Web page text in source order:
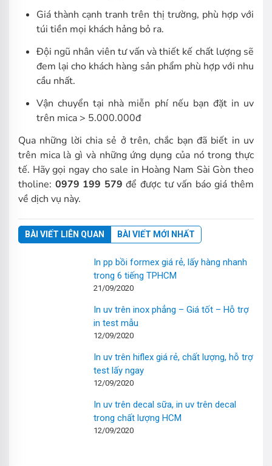
Giá thành cạnh tranh trên thị trường, phù hợp với
túi tiền mọi khách hảng bỏ ra.
Đội ngũ nhân viên tư vấn và thiết kế chất lượng sẽ
đem lại cho khách hàng sản phẩm phù hợp với nhu
cầu nhất.
Vận chuyển tại nhà miễn phí nếu bạn đặt in uv
trên mica > 5.000.000đ
Qua những lời chia sẻ ở trên, chắc bạn đã biết in uv
trên mica là gì và những ứng dụng của nó trong thực
tế. Hãy gọi ngay cho sale in Hoàng Nam Sài Gòn theo
tholine: 0979 199 579 để được tư vấn báo giá thêm
về dịch vụ này.
BÀI VIẾT LIÊN QUAN BÀI VIẾT MỚI NHẤT
In pp bồi formex giá rẻ, lấy hàng nhanh
trong 6 tiếng TPHCM
21/09/2020
In uv trên inox phẳng – Giá tốt – Hỗ trợ
in test mẫu
12/09/2020
In uv trên hiflex giá rẻ, chất lượng, hỗ trợ
test lấy ngay
12/09/2020
In uv trên decal sữa, in uv trên decal
trong chất lượng HCM
12/09/2020